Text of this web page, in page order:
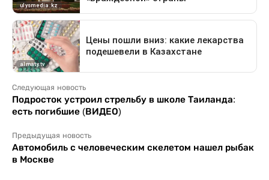
Следующая новость
Подросток устроил стрельбу в школе Таиланда:
есть погибшие (ВИДЕО)
Предыдущая новость
Автомобиль с человеческим скелетом нашел рыбак
в Москве